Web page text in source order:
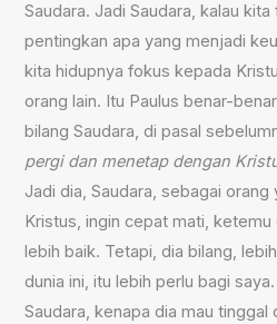
Saudara. Jadi Saudara, kalau
pentingkan apa yang menjadi
kita hidupnya fokus kepada
orang lain. Itu Paulus benar-
bilang Saudara, di pasal
pergi dan menetap dengan
Jadi dia, Saudara, sebagai
Kristus, ingin cepat mati, ketemu
lebih baik. Tetapi, dia bilang,
dunia ini, itu lebih perlu bagi
Saudara, kenapa dia mau tinggal